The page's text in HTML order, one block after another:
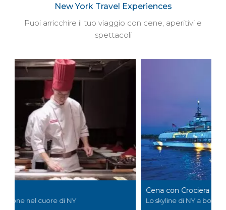
New York Travel Experiences
Puoi arricchire il tuo viaggio con cene, aperitivi e
spettacoli
Lo skyline di NY a bordo di uno yacht